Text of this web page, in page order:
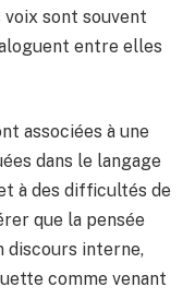
voix sont souvent
entre elles
associées à une
dans le langage
à des difficultés de
que la pensée
discours interne,
comme venant